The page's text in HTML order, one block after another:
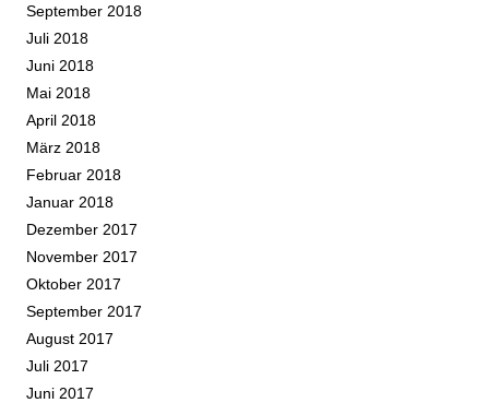
September 2018
Juli 2018
Juni 2018
Mai 2018
April 2018
März 2018
Februar 2018
Januar 2018
Dezember 2017
November 2017
Oktober 2017
September 2017
August 2017
Juli 2017
Juni 2017